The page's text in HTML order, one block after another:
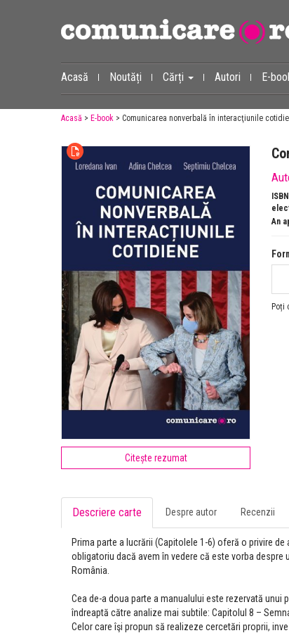
Acasă Noutăți Cărți Autori E-
Acasă > E-book > Comunicarea nonverbală în interacţiunile
Citește rezumat
An
Poți
Descriere carte Despre autor Recenzii
Prima parte a lucrării (Capitolele 1-6) oferă o privire
obligatoriu dacă avem în vedere că este vorba
România.
Cea de-a doua parte a manualului este rezervată
îndreaptă către analize mai subtile: Capitolul 8 –
Celor care îşi propun să realizeze cercetări proprii,